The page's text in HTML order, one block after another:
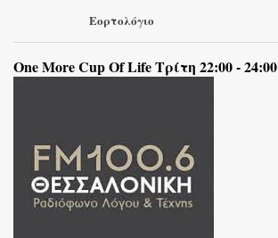
Εορτολόγιο
One More Cup Of Life Τρίτη 22:00 - 24:00